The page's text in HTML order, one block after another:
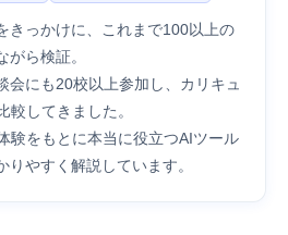
きっかけに、これまで100以上の
ら検証。
会にも20校以上参加し、カリキュ
較してきました。
験をもとに本当に役立つAIツール
やすく解説しています。